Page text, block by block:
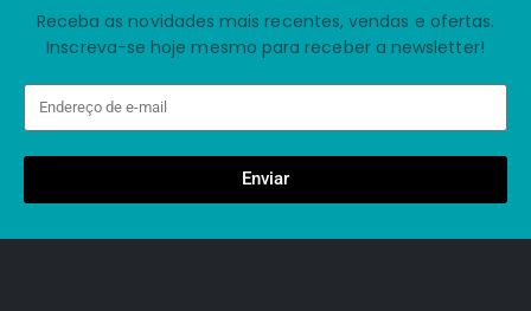
Receba as novidades mais recentes, vendas e ofertas.
Inscreva-se hoje mesmo para receber a newsletter!
Enviar